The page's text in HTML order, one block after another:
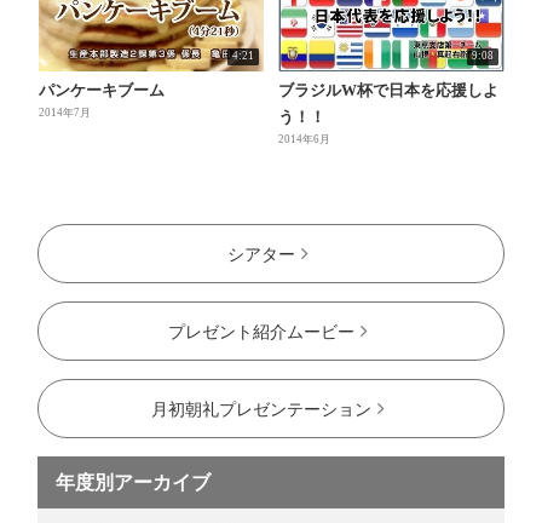
4:21
パンケーキブーム
2014年7月
9:08
ブラジルW杯で日本を応援しよ
う！！
2014年6月
シアター
プレゼント紹介ムービー
月初朝礼プレゼンテーション
年度別アーカイブ